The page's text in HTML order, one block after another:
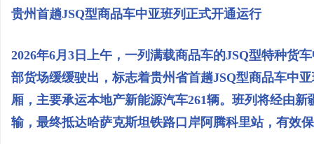
贵州首趟JSQ型商品车中亚班列正式开通运行
2026年6月3日上午，一列满载商品车的JSQ型特种货
部货场缓缓驶出，标志着‌贵州省首趟JSQ型商品车中
厢，主要承运本地产新能源汽车261辆。班列将经由
输，最终抵达哈萨克斯坦铁路口岸阿腾科里站，有效